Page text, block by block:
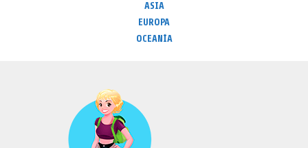
ASIA
EUROPA
OCEANÍA